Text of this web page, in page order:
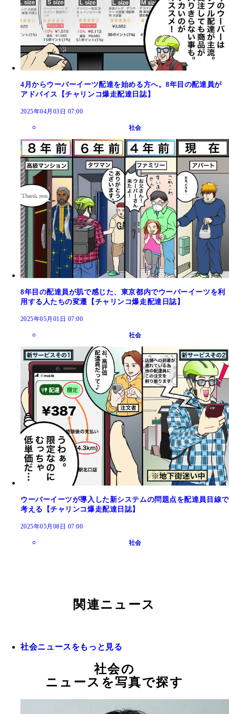
4月からウーバーイーツ配達を始める方へ。8年目の配達員が
アドバイス【チャリンコ爆走配達日誌】
2025年04月03日 07:00
社会
8年目の配達員が肌で感じた、東京都内でウーバーイーツを利
用する人たちの変遷【チャリンコ爆走配達日誌】
2025年05月01日 07:00
社会
ウーバーイーツが導入した新システムの問題点を配達員目線で
考える【チャリンコ爆走配達日誌】
2025年05月08日 07:00
社会
関連ニュース
社会ニュースをもっと見る
社会の
ニュースを写真で探す